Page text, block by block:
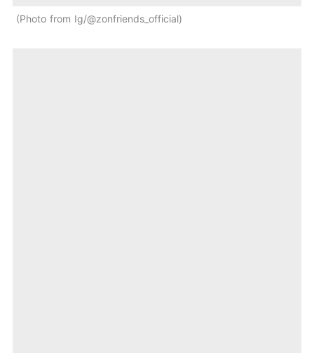
Photo from Ig/@zonfriends_official